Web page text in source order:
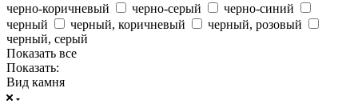
черно-коричневый
черно-серый
черно-синий
черный
черный, коричневый
черный, розовый
черный, серый
Показать все
Показать:
Вид камня